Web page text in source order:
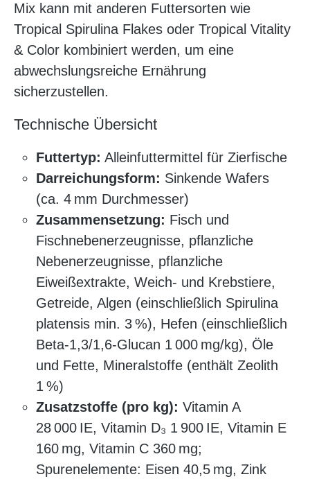
Mix kann mit anderen Futtersorten wie
Tropical Spirulina Flakes oder Tropical Vitality
& Color kombiniert werden, um eine
abwechslungsreiche Ernährung
sicherzustellen.
Technische Übersicht
Futtertyp: Alleinfuttermittel für Zierfische
Darreichungsform: Sinkende Wafers
(ca. 4 mm Durchmesser)
Zusammensetzung: Fisch und
Fischnebenerzeugnisse, pflanzliche
Nebenerzeugnisse, pflanzliche
Eiweißextrakte, Weich- und Krebstiere,
Getreide, Algen (einschließlich Spirulina
platensis min. 3 %), Hefen (einschließlich
Beta-1,3/1,6-Glucan 1 000 mg/kg), Öle
und Fette, Mineralstoffe (enthält Zeolith
1 %)
Zusatzstoffe (pro kg): Vitamin A
28 000 IE, Vitamin D₃ 1 900 IE, Vitamin E
160 mg, Vitamin C 360 mg;
Spurenelemente: Eisen 40,5 mg, Zink